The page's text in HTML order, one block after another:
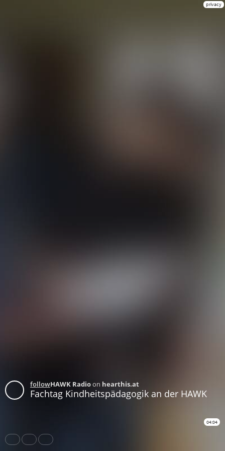
privacy
followHAWK Radioon hearthis.at
Fachtag Kindheitspädagogik an der HAWK
04:04
Share